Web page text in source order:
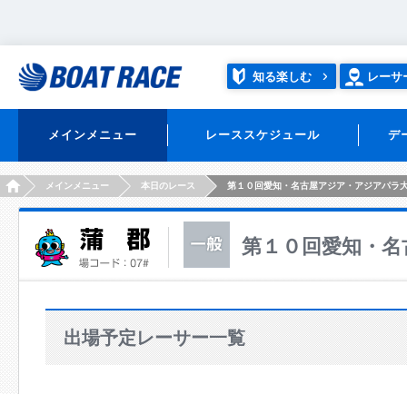
知る楽しむ レーサ
メインメニュー レーススケジュール デ
HOMEメインメニュー 本日のレース 第１０回愛知・名古屋アジア・アジアパラ
第１０回愛知・
出場予定レーサー一覧